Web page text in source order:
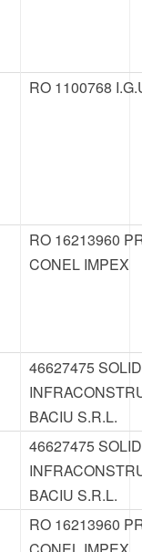
RO 1100768
RO 16213960
CONEL IMPEX
46627475 SOLID
BACIU S.R.L.
46627475 SOLID
BACIU S.R.L.
RO 16213960